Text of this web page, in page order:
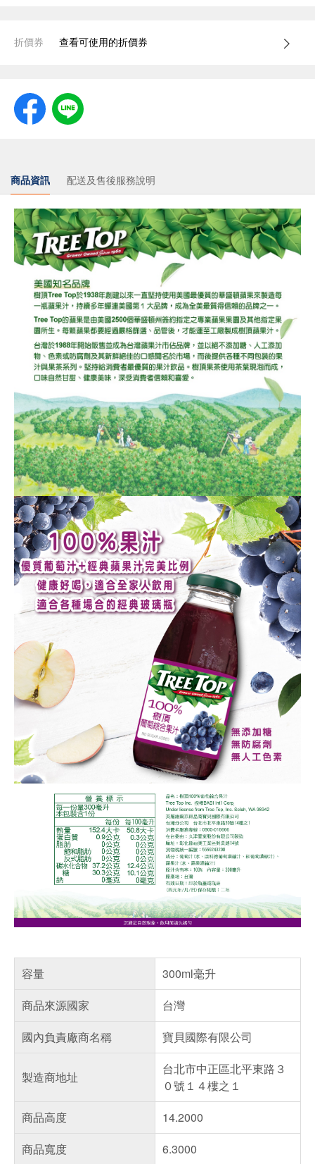
折價券 查看可使用的折價券
商品資訊 配送及售後服務說明
容量
300ml毫升
商品來源國家
台灣
國內負責廠商名稱
寶貝國際有限公司
製造商地址
台北市中正區北平東路３
０號１４樓之１
商品高度
14.2000
商品寬度
6.3000